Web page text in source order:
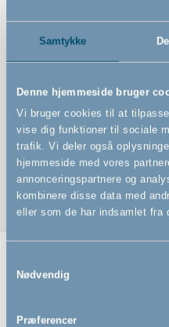
Samtykke
Denne hjemmeside bruger
Vi bruger cookies til at
vise dig funktioner til sociale
trafik. Vi deler også
hjemmeside med vores
annonceringspartnere og
kombinere disse data med
eller som de har indsamlet fra
Nødvendig
Præferencer
Oeko-Tex standard
Vaskes ved 40 grader